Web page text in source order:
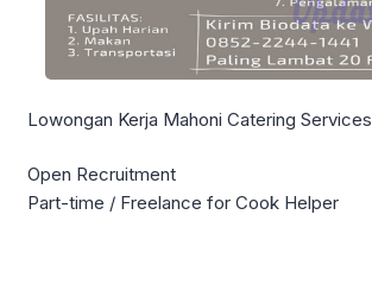
Lowongan Kerja Mahoni Catering Services
Open Recruitment
Part-time / Freelance for Cook Helper